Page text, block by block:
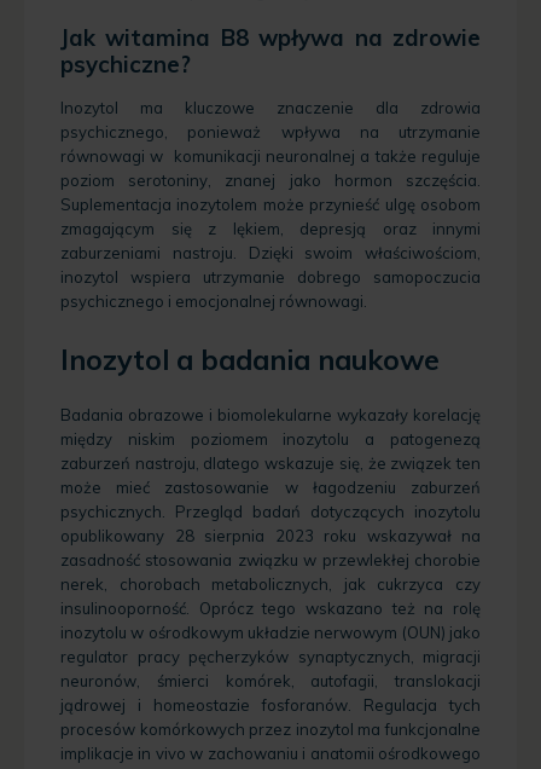
Jak witamina B8 wpływa na zdrowie
psychiczne?
Inozytol ma kluczowe znaczenie dla zdrowia
psychicznego, ponieważ wpływa na utrzymanie
równowagi w komunikacji neuronalnej a także reguluje
poziom serotoniny, znanej jako hormon szczęścia.
Suplementacja inozytolem może przynieść ulgę osobom
zmagającym się z lękiem, depresją oraz innymi
zaburzeniami nastroju. Dzięki swoim właściwościom,
inozytol wspiera utrzymanie dobrego samopoczucia
psychicznego i emocjonalnej równowagi.
Inozytol a badania naukowe
Badania obrazowe i biomolekularne wykazały korelację
między niskim poziomem inozytolu a patogenezą
zaburzeń nastroju, dlatego wskazuje się, że związek ten
może mieć zastosowanie w łagodzeniu zaburzeń
psychicznych. Przegląd badań dotyczących inozytolu
opublikowany 28 sierpnia 2023 roku wskazywał na
zasadność stosowania związku w przewlekłej chorobie
nerek, chorobach metabolicznych, jak cukrzyca czy
insulinooporność. Oprócz tego wskazano też na rolę
inozytolu w ośrodkowym układzie nerwowym (OUN) jako
regulator pracy pęcherzyków synaptycznych, migracji
neuronów, śmierci komórek, autofagii, translokacji
jądrowej i homeostazie fosforanów. Regulacja tych
procesów komórkowych przez inozytol ma funkcjonalne
implikacje in vivo w zachowaniu i anatomii ośrodkowego